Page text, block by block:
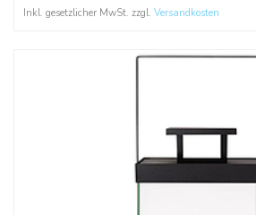
Inkl. gesetzlicher MwSt. zzgl. Versandkosten